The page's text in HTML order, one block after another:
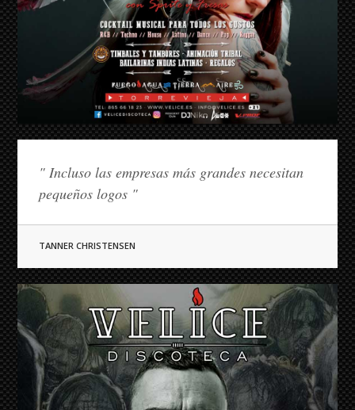
" Incluso las empresas más grandes necesitan
pequeños logos "
TANNER CHRISTENSEN